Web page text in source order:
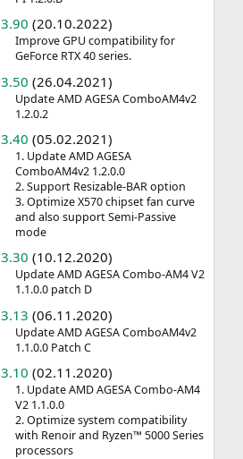
3.90 (20.10.2022)
Improve GPU compatibility for
GeForce RTX 40 series.
3.50 (26.04.2021)
Update AMD AGESA ComboAM4v2
1.2.0.2
3.40 (05.02.2021)
1. Update AMD AGESA
ComboAM4v2 1.2.0.0
2. Support Resizable-BAR option
3. Optimize X570 chipset fan curve
and also support Semi-Passive
mode
3.30 (10.12.2020)
Update AMD AGESA Combo-AM4 V2
1.1.0.0 patch D
3.13 (06.11.2020)
Update AMD AGESA ComboAM4v2
1.1.0.0 Patch C
3.10 (02.11.2020)
1. Update AMD AGESA Combo-AM4
V2 1.1.0.0
2. Optimize system compatibility
with Renoir and Ryzen™ 5000 Series
processors